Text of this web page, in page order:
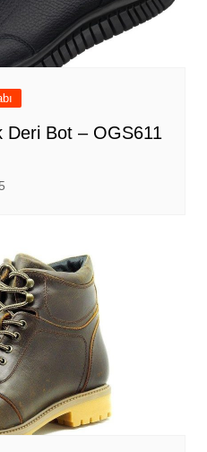
Deri Bot – OGS611